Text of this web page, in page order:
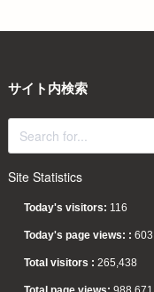
サイト内検索
Site Statistics
Today's visitors: 116
Today's page views: : 603
Total visitors : 265,438